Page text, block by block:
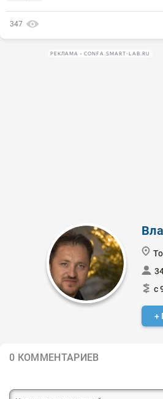
347
РЕКЛАМА • CONFA.SMART-LAB.RU
+
0 КОММЕНТАРИЕВ